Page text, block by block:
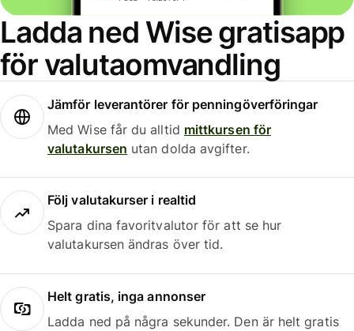
Ladda ned Wise gratisapp
för valutaomvandling
Jämför leverantörer för penningöverföringar
Med Wise får du alltid mittkursen för
valutakursen utan dolda avgifter.
Följ valutakurser i realtid
Spara dina favoritvalutor för att se hur
valutakursen ändras över tid.
Helt gratis, inga annonser
Ladda ned på några sekunder. Den är helt gratis